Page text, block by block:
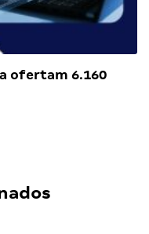
ofertam 6.160